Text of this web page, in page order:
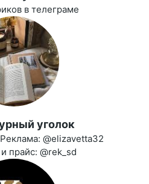
в телеграме
уголок
@elizavetta32
прайс: @rek_sd